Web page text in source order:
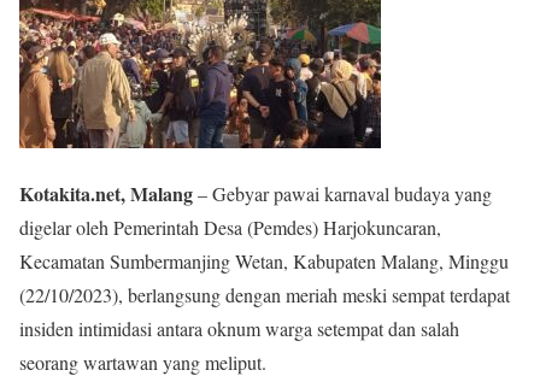
Kotakita.net, Malang– Gebyar pawai karnaval budaya yang
digelar oleh Pemerintah Desa (Pemdes) Harjokuncaran,
Kecamatan Sumbermanjing Wetan, Kabupaten Malang, Minggu
(22/10/2023), berlangsung dengan meriah meski sempat terdapat
insiden intimidasi antara oknum warga setempat dan salah
seorang wartawan yang meliput.